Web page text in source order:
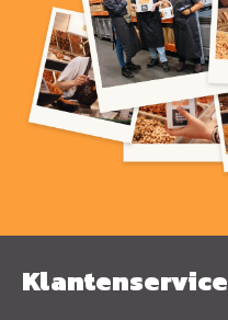
Klantenservice